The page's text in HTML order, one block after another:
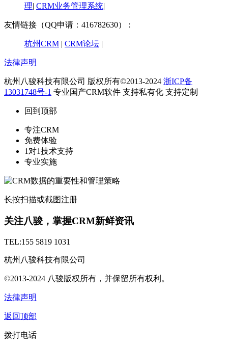
理| CRM业务管理系统|
友情链接（QQ申请：416782630） :
杭州CRM | CRM论坛 |
法律声明
杭州八骏科技有限公司 版权所有©2013-2024 浙ICP备
13031748号-1 专业国产CRM软件 支持私有化 支持定制
回到顶部
专注CRM
免费体验
1对1技术支持
专业实施
长按扫描或截图注册
关注八骏，掌握CRM新鲜资讯
TEL:155 5819 1031
杭州八骏科技有限公司
©2013-2024 八骏版权所有，并保留所有权利。
法律声明
返回顶部
拨打电话